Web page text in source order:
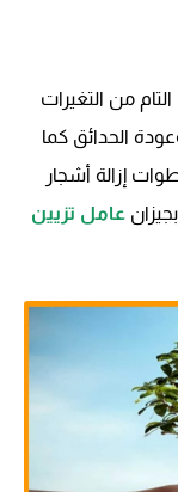
من التغيرات
الحدائق كما
إزالة أشجار
عامل تزيين